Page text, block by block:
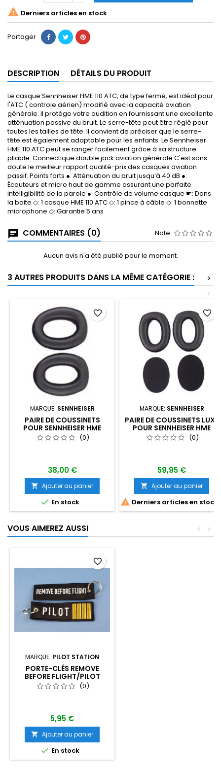
 Derniers articles en stock
Partager
DESCRIPTION DÉTAILS DU PRODUIT
Le casque Sennheiser HME 110 ATC, de type fermé, est idéal pour
l'ATC ( controle aérien) modifié avec la capacité aviation
générale. Il protège votre audition en fournissant une excellente
atténuation passive du bruit. Le serre-tête peut être réglé pour
toutes les tailles de tête. Il convient de préciser que le serre-
tête est également adaptable pour les enfants. Le Sennheiser
HME 110 ATC peut se ranger facilement grâce à sa structure
pliable. Connectique double jack aviation générale C'est sans
doute le meilleur rapport qualité-prix des casques aviation
passif. Points forts ●: Atténuation du bruit jusqu’à 40 dB ●:
Écouteurs et micro haut de gamme assurant une parfaite
intelligibilité de la parole ●: Contrôle de volume casque ☛: Dans
la boite ◇: 1 casque HME 110 ATC ◇: 1 pince à câble ◇: 1 bonnette
microphone ◇: Garantie 5 ans
COMMENTAIRES (0) Note
Aucun avis n'a été publié pour le moment.
3 AUTRES PRODUITS DANS LA MÊME CATÉGORIE :
>
<
MARQUE: SENNHEISER
PAIRE DE COUSSINETS
POUR SENNHEISER HME
100/110 (0)
38,00 €
 Ajouter au panier
 En stock
favorite_border
MARQUE: SENNHEISER
PAIRE DE COUSSINETS LUXE
POUR SENNHEISER HME
100/110 ET HMEC 460
(0)
59,95 €
 Ajouter au panier
 Derniers articles en stock
favorite_border
VOUS AIMEREZ AUSSI >
<
MARQUE: PILOT STATION
PORTE-CLÉS REMOVE
BEFORE FLIGHT/PILOT
(0)
5,95 €
 Ajouter au panier
 En stock
favorite_border